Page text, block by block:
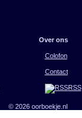
Over ons
Colofon
Contact
RSS
© 2026 oorboekje.nl